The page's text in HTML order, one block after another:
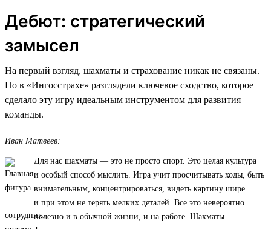
Дебют: стратегический
замысел
На первый взгляд, шахматы и страхование никак не связаны.
Но в «Ингосстрахе» разглядели ключевое сходство, которое
сделало эту игру идеальным инструментом для развития
команды.
Иван Матвеев:
Для нас шахматы — это не просто спорт. Это целая культура
и особый способ мыслить. Игра учит просчитывать ходы, быть
внимательным, концентрироваться, видеть картину шире
и при этом не терять мелких деталей. Все это невероятно
полезно и в обычной жизни, и на работе. Шахматы